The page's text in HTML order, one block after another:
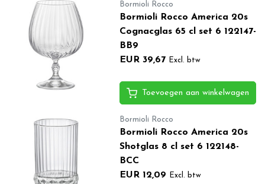
Bormioli Rocco
Bormioli Rocco America 20s
Cognacglas 65 cl set 6 122147-
BB9
EUR 39,67
Excl. btw
Toevoegen aan winkelwagen
Bormioli Rocco
Bormioli Rocco America 20s
Shotglas 8 cl set 6 122148-
BCC
EUR 12,09
Excl. btw